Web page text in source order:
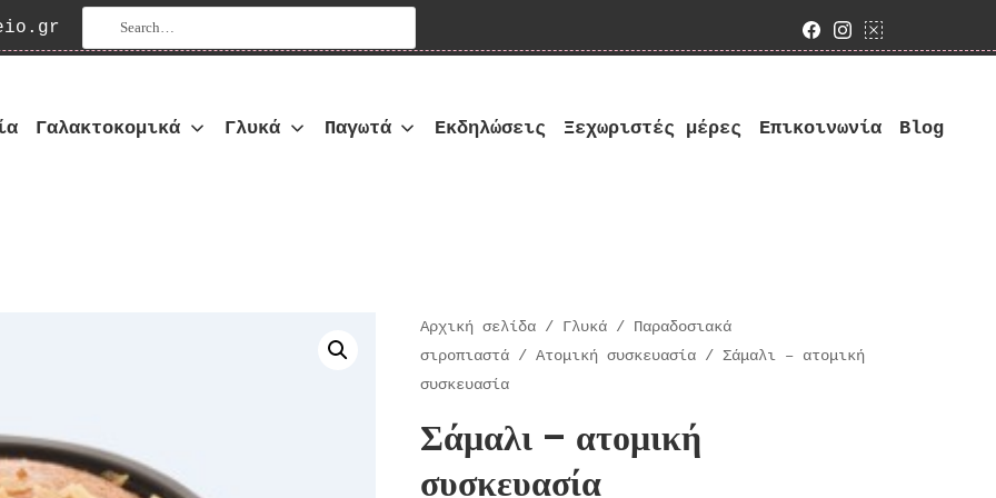
Αναζήτηση για: Facebook
Instagram
google
Γαλακτοκομικά Γλυκά Παγωτά Εκδηλώσεις Ξεχωριστές μέρες Επικοινωνία Blog
Αρχική σελίδα / Γλυκά / Παραδοσιακά
σιροπιαστά / Ατομική συσκευασία / Σάμαλι – ατομική
συσκευασία
Σάμαλι – ατομική
συσκευασία